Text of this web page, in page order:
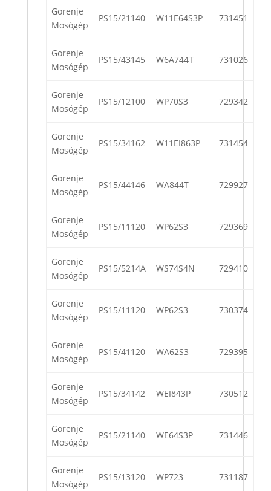
Gorenje
Mosógép
PS15/21140 W11E64S3P 731451
Gorenje
Mosógép
PS15/43145 W6A744T 731026
Gorenje
Mosógép
PS15/12100 WP70S3 729342
Gorenje
Mosógép
PS15/34162 W11EI863P 731454
Gorenje
Mosógép
PS15/44146 WA844T 729927
Gorenje
Mosógép
PS15/11120 WP62S3 729369
Gorenje
Mosógép
PS15/5214A WS74S4N 729410
Gorenje
Mosógép
PS15/11120 WP62S3 730374
Gorenje
Mosógép
PS15/41120 WA62S3 729395
Gorenje
Mosógép
PS15/34142 WEI843P 730512
Gorenje
Mosógép
PS15/21140 WE64S3P 731446
Gorenje
Mosógép
PS15/13120 WP723 731187